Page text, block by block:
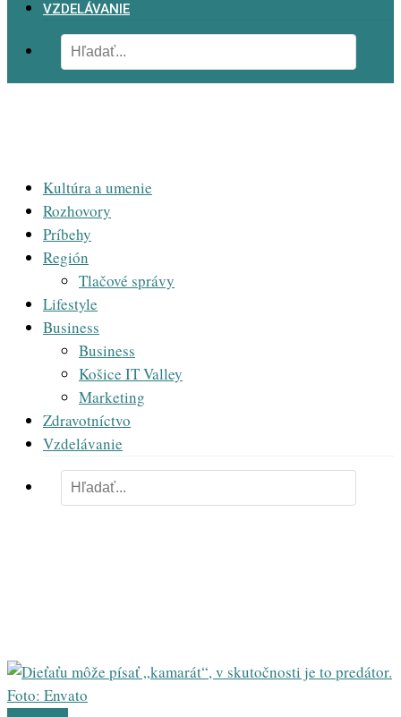
VZDELÁVANIE
Kultúra a umenie
Rozhovory
Príbehy
Región
Tlačové správy
Lifestyle
Business
Business
Košice IT Valley
Marketing
Zdravotníctvo
Vzdelávanie